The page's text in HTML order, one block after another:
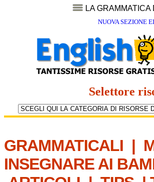
LA GRAMMATICA
NUOVA SEZIONE
Selettore
GRAMMATICALI |
INSEGNARE AI